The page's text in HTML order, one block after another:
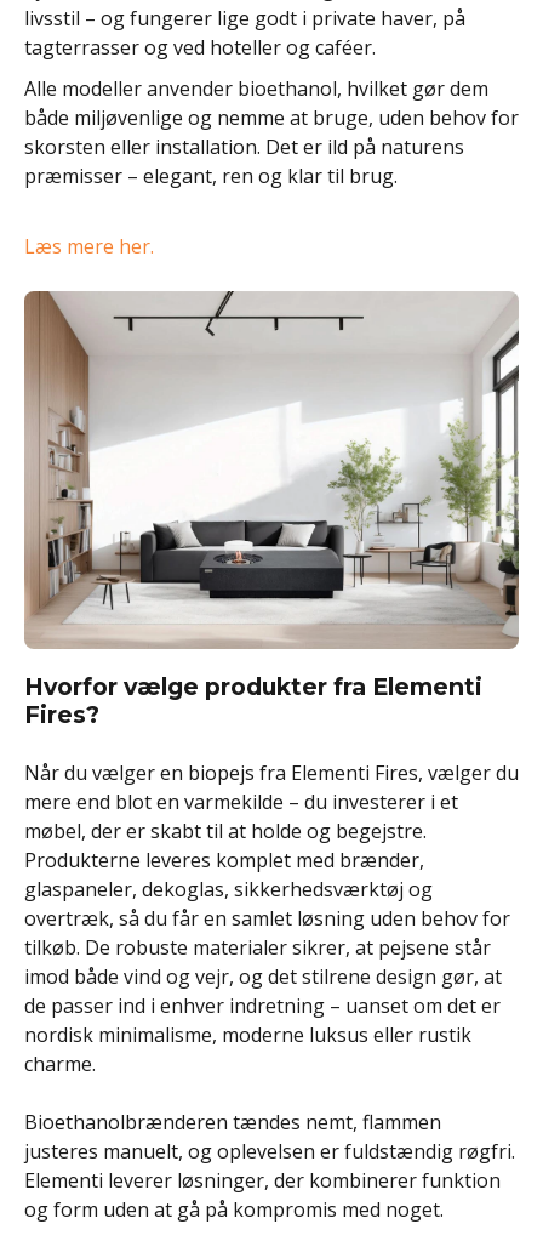
livsstil – og fungerer lige godt i private haver, på
tagterrasser og ved hoteller og caféer.
Alle modeller anvender bioethanol, hvilket gør dem
både miljøvenlige og nemme at bruge, uden behov for
skorsten eller installation. Det er ild på naturens
præmisser – elegant, ren og klar til brug.
Læs mere her.
Hvorfor vælge produkter fra Elementi
Fires?
Når du vælger en biopejs fra Elementi Fires, vælger du
mere end blot en varmekilde – du investerer i et
møbel, der er skabt til at holde og begejstre.
Produkterne leveres komplet med brænder,
glaspaneler, dekoglas, sikkerhedsværktøj og
overtræk, så du får en samlet løsning uden behov for
tilkøb. De robuste materialer sikrer, at pejsene står
imod både vind og vejr, og det stilrene design gør, at
de passer ind i enhver indretning – uanset om det er
nordisk minimalisme, moderne luksus eller rustik
charme.
Bioethanolbrænderen tændes nemt, flammen
justeres manuelt, og oplevelsen er fuldstændig røgfri.
Elementi leverer løsninger, der kombinerer funktion
og form uden at gå på kompromis med noget.